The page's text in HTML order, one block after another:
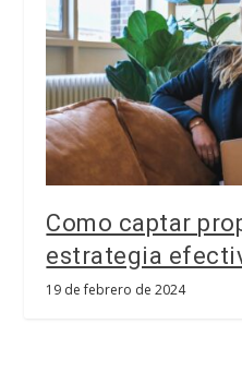
Como captar
estrategia
19 de febrero de 2024